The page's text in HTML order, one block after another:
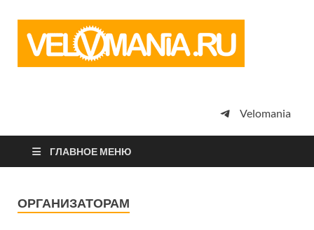
просто
Velomania
ГЛАВНОЕ МЕНЮ
ОРГАНИЗАТОРАМ